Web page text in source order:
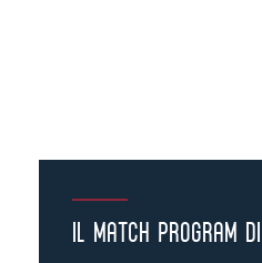
IL MATCH PROGRAM